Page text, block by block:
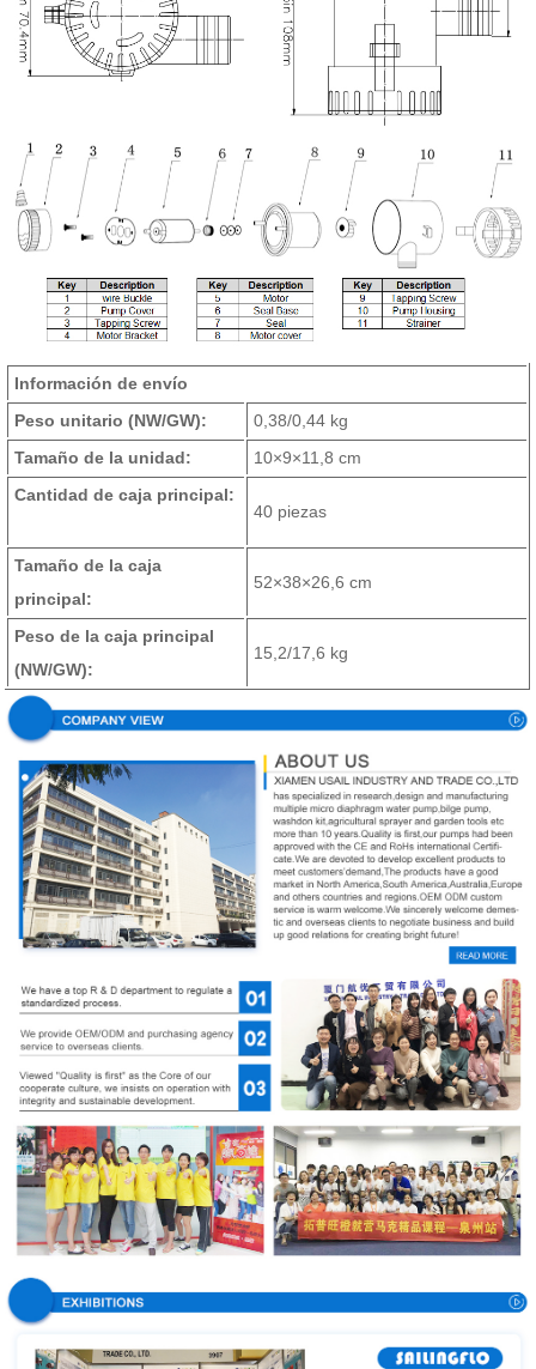
Información de envío
Peso unitario (NW/GW):
0,38/0,44 kg
Tamaño de la unidad:
10×9×11,8 cm
Cantidad de caja principal:
40 piezas
Tamaño de la caja
principal:
52×38×26,6 cm
Peso de la caja principal
(NW/GW):
15,2/17,6 kg